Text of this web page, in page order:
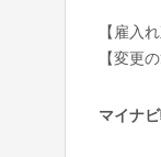
【雇入
【変更
マイナ